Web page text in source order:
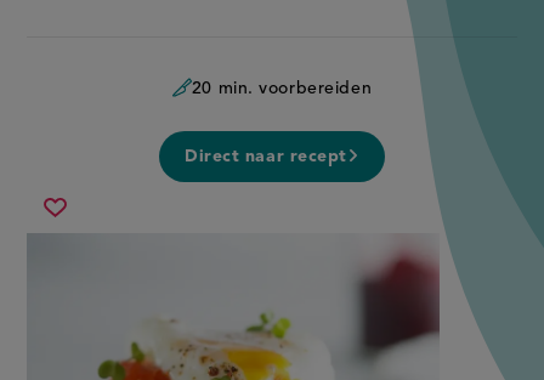
20 min. voorbereiden
Direct naar recept
Sla
rösti-
recept